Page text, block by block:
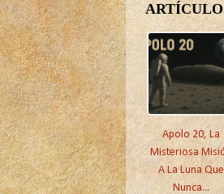
Apolo 20, La
Misteriosa
A La Luna Que
Nunca...